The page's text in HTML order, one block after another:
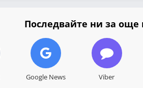
Последвайте ни за още
Google News Viber